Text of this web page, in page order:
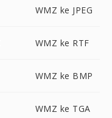
WMZ ke JPEG
WMZ ke RTF
WMZ ke BMP
WMZ ke TGA